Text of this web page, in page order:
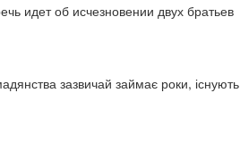
идет об исчезновении двух братьев
зазвичай займає роки, існують